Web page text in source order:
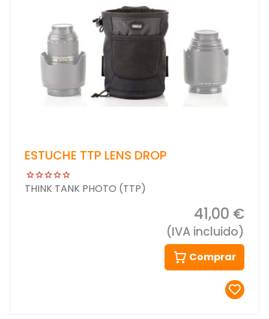
ESTUCHE TTP LENS DROP
THINK TANK PHOTO (TTP)
41,00 €
(IVA incluido)
Comprar